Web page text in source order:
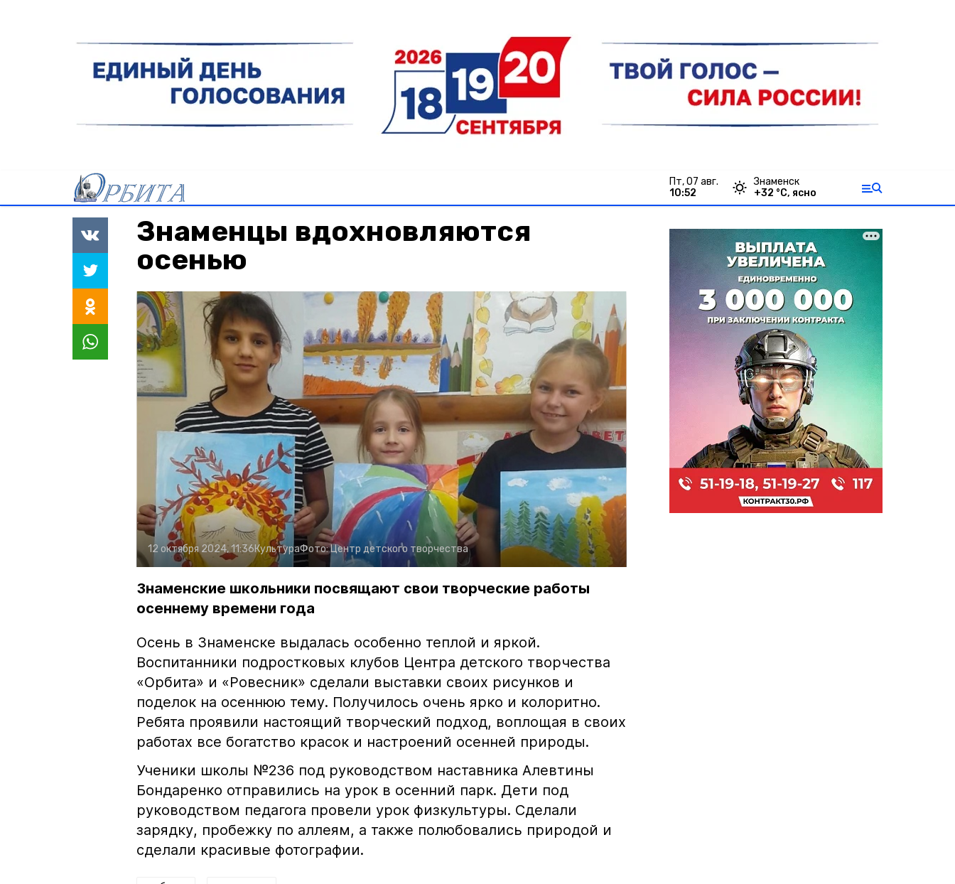
пт, 07 авг.
10:52
Знаменск
+32 °С, ясно
Знаменцы вдохновляются
осенью
12 октября 2024, 11:36КультураФото:Центр детского творчества
Знаменские школьники посвящают свои творческие работы
осеннему времени года
Осень в Знаменске выдалась особенно теплой и яркой.
Воспитанники подростковых клубов Центра детского творчества
«Орбита» и «Ровесник» сделали выставки своих рисунков и
поделок на осеннюю тему. Получилось очень ярко и колоритно.
Ребята проявили настоящий творческий подход, воплощая в своих
работах все богатство красок и настроений осенней природы.
Ученики школы №236 под руководством наставника Алевтины
Бондаренко отправились на урок в осенний парк. Дети под
руководством педагога провели урок физкультуры. Сделали
зарядку, пробежку по аллеям, а также полюбовались природой и
сделали красивые фотографии.